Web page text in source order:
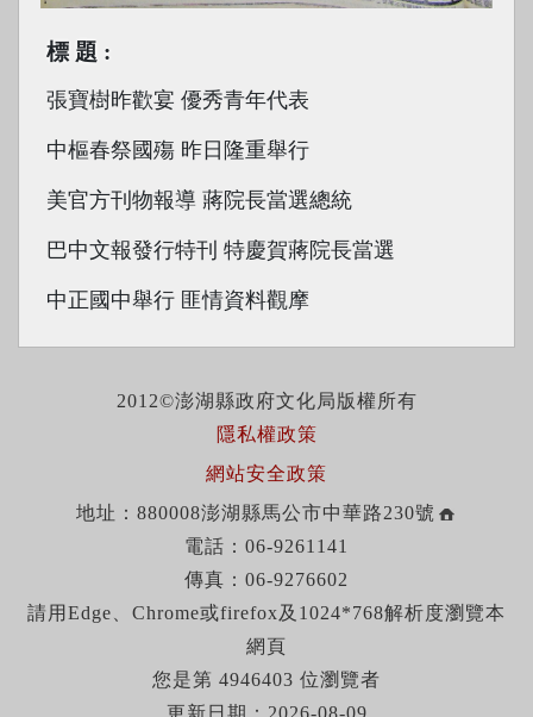
標題
張寶樹昨歡宴 優秀青年代表
中樞春祭國殤 昨日隆重舉行
美官方刊物報導 蔣院長當選總統
巴中文報發行特刊 特慶賀蔣院長當選
中正國中舉行 匪情資料觀摩
2012©澎湖縣政府文化局版權所有
隱私權政策
網站安全政策
地址：880008澎湖縣馬公市中華路230號
電話：06-9261141
傳真：06-9276602
請用Edge、Chrome或firefox及1024*768解析度瀏覽本
網頁
您是第 4946403 位瀏覽者
更新日期：2026-08-09